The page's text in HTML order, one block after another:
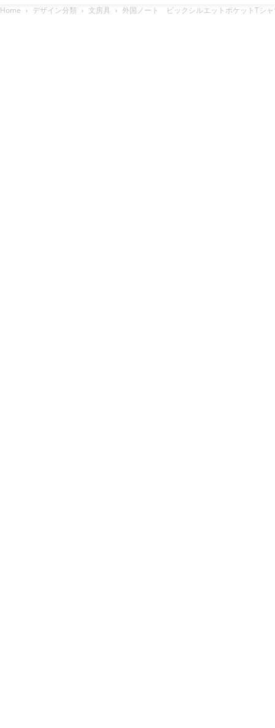
Home デザイン分類 文房具 外国ノート ビックシルエットポケットTシ